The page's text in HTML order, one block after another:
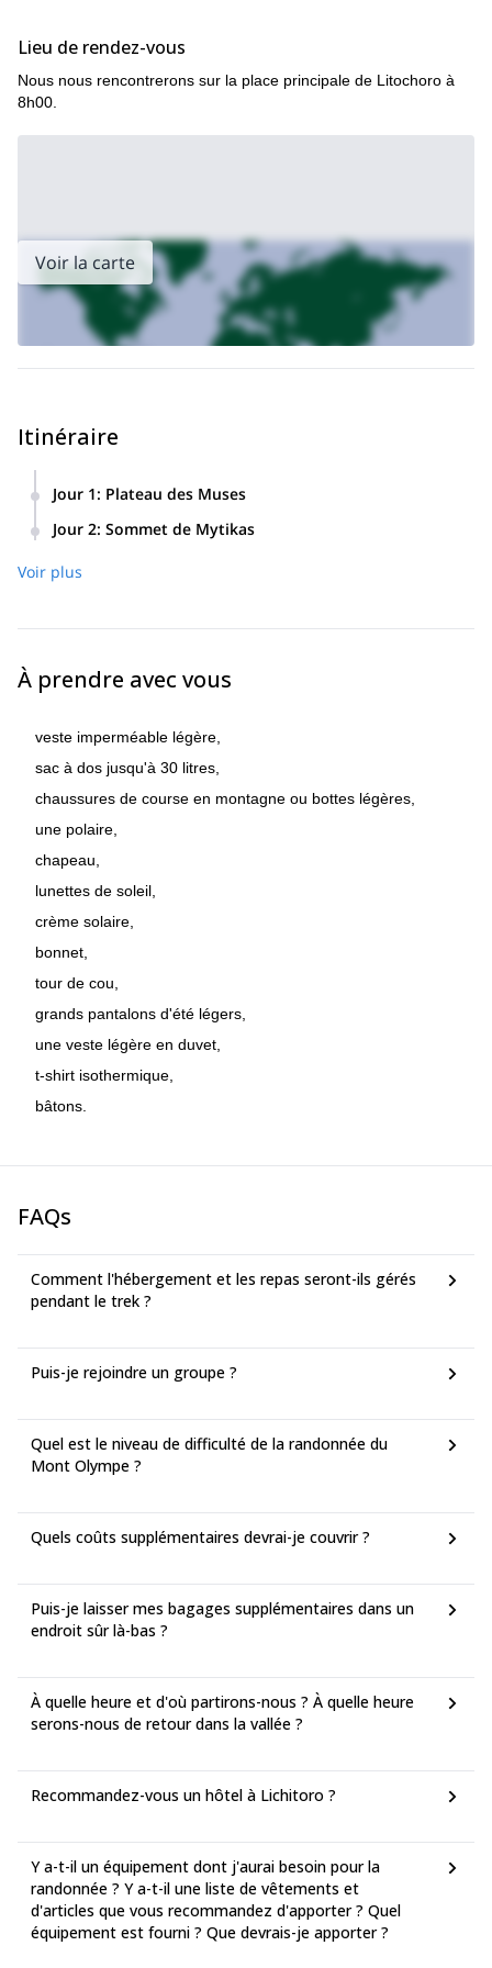
panoramas incroyables de Kakoskala et Skala.
forme pour suivre ce programme. Il y a quelques moments
randonnée serait un atout.
Lieu de rendez-vous
Nous nous rencontrerons sur la place principale de Litochoro à
8h00.
Voir la carte
Itinéraire
Jour 1: Plateau des Muses
Jour 2: Sommet de Mytikas
Voir plus
À prendre avec vous
veste imperméable légère,
sac à dos jusqu'à 30 litres,
chaussures de course en montagne ou bottes légères,
une polaire,
chapeau,
lunettes de soleil,
crème solaire,
bonnet,
tour de cou,
grands pantalons d'été légers,
une veste légère en duvet,
t-shirt isothermique,
bâtons.
FAQs
Comment l'hébergement et les repas seront-ils gérés
pendant le trek ?
Puis-je rejoindre un groupe ?
Quel est le niveau de difficulté de la randonnée du
Mont Olympe ?
Quels coûts supplémentaires devrai-je couvrir ?
Puis-je laisser mes bagages supplémentaires dans un
endroit sûr là-bas ?
À quelle heure et d'où partirons-nous ? À quelle heure
serons-nous de retour dans la vallée ?
Recommandez-vous un hôtel à Lichitoro ?
Y a-t-il un équipement dont j'aurai besoin pour la
randonnée ? Y a-t-il une liste de vêtements et
d'articles que vous recommandez d'apporter ? Quel
équipement est fourni ? Que devrais-je apporter ?